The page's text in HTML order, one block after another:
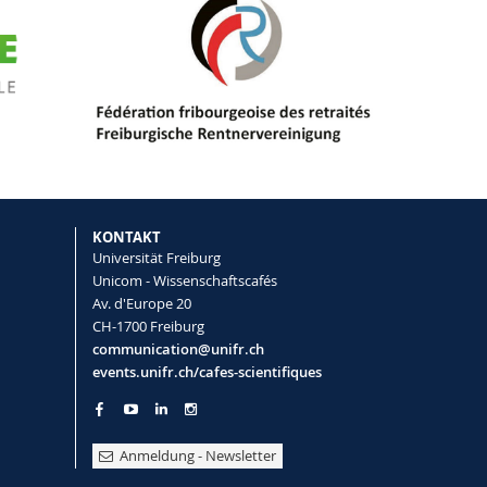
KONTAKT
Universität Freiburg
Unicom - Wissenschaftscafés
Av. d'Europe 20
CH-1700 Freiburg
communication@unifr.ch
events.unifr.ch/cafes-scientifiques
Anmeldung - Newsletter